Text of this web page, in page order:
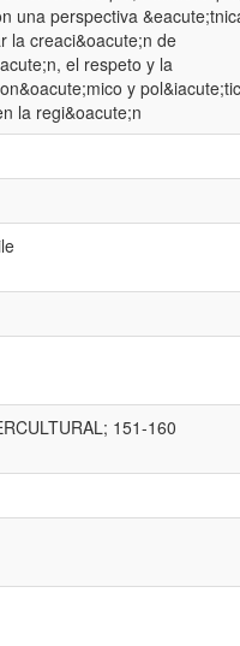
una perspectiva
la creaci&oacute;n de
el respeto y la
y
la regi&oacute;n
151-160